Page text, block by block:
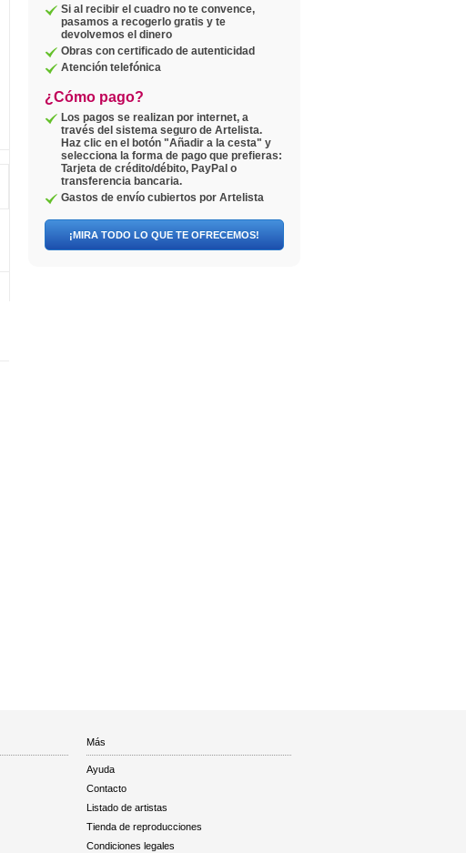
Si al recibir el cuadro no te convence,
pasamos a recogerlo gratis y te
devolvemos el dinero
Obras con certificado de autenticidad
Atención telefónica
¿Cómo pago?
Los pagos se realizan por internet, a
través del sistema seguro de Artelista.
Haz clic en el botón "Añadir a la cesta" y
selecciona la forma de pago que prefieras:
Tarjeta de crédito/débito, PayPal o
transferencia bancaria.
Gastos de envío cubiertos por Artelista
¡MIRA TODO LO QUE TE OFRECEMOS!
Más
Ayuda
Contacto
Listado de artistas
Tienda de reproducciones
Condiciones legales